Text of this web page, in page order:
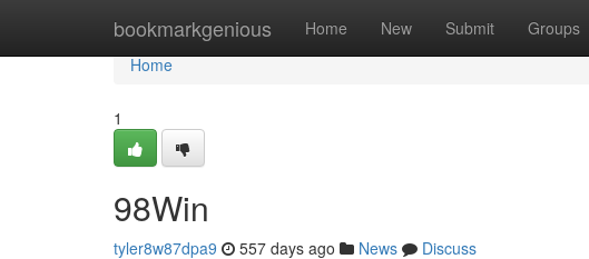
bookmarkgenious Home New Submit Groups
Home
Home
1
98Win
tyler8w87dpa9 557 days ago News
Discuss